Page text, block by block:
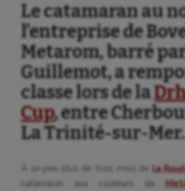
Le catamaran au
l’entreprise de
Metarom, barré
Guillemot, a
classe lors de la
Cup, entre
La Trinité-sur-Mer.
À un peu plus de trois mois de la
catamaran aux couleurs de